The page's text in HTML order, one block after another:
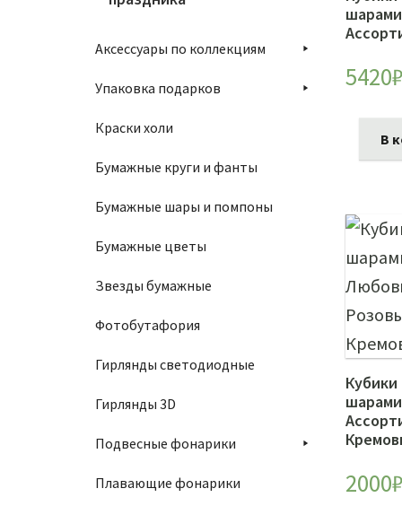
5420
В
2000
Аксессуары по коллекциям
Упаковка подарков
Краски холи
Бумажные круги и фанты
Бумажные шары и помпоны
Бумажные цветы
Звезды бумажные
Фотобутафория
Гирлянды светодиодные
Гирлянды 3D
Подвесные фонарики
Плавающие фонарики